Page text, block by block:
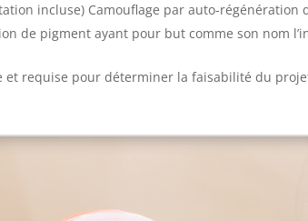
incluse) Camouflage par auto-régénération
de pigment ayant pour but comme son nom
et requise pour déterminer la faisabilité du